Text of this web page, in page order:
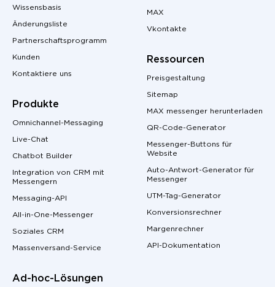
Wissensbasis
Änderungsliste
Partnerschaftsprogramm
Kunden
Kontaktiere uns
Produkte
Omnichannel-Messaging
Live-Chat
Chatbot Builder
Integration von CRM mit
Messengern
Messaging-API
All-in-One-Messenger
Soziales CRM
Massenversand-Service
Ad-hoc-Lösungen
MAX
Vkontakte
Ressourcen
Preisgestaltung
Sitemap
MAX messenger herunterladen
QR-Code-Generator
Messenger-Buttons für
Website
Auto-Antwort-Generator für
Messenger
UTM-Tag-Generator
Konversionsrechner
Margenrechner
API-Dokumentation